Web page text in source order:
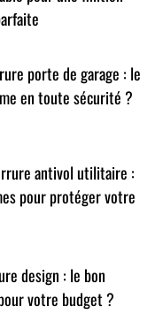
porte de garage : le
en toute sécurité ?
antivol utilitaire :
pour protéger votre
design : le bon
votre budget ?